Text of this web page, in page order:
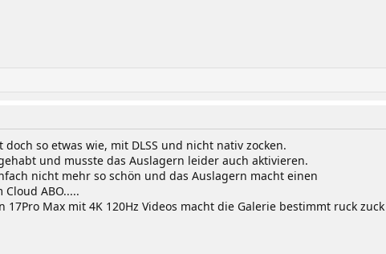
so etwas wie, mit DLSS und nicht nativ zocken.
und musste das Auslagern leider auch aktivieren.
nicht mehr so schön und das Auslagern macht einen
ABO.....
Max mit 4K 120Hz Videos macht die Galerie bestimmt ruck